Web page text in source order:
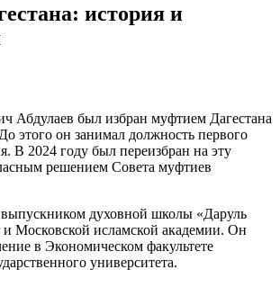
история и
Абдулаев был избран муфтием Дагестана
этого он занимал должность первого
В 2024 году был переизбран на эту
решением Совета муфтиев
выпускником духовной школы «Даруль
и Московской исламской академии. Он
в Экономическом факультете
университета.